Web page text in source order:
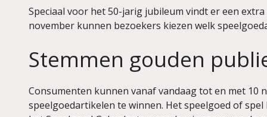
Speciaal voor het 50-jarig jubileum vindt er een
november kunnen bezoekers kiezen welk
Stemmen gouden
Consumenten kunnen vanaf vandaag tot en met 10
speelgoedartikelen te winnen. Het speelgoed of